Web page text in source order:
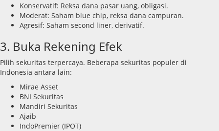
Konservatif: Reksa dana pasar uang, obligasi.
Moderat: Saham blue chip, reksa dana campuran.
Agresif: Saham second liner, derivatif.
3. Buka Rekening Efek
Pilih sekuritas terpercaya. Beberapa sekuritas populer di
Indonesia antara lain:
Mirae Asset
BNI Sekuritas
Mandiri Sekuritas
Ajaib
IndoPremier (IPOT)